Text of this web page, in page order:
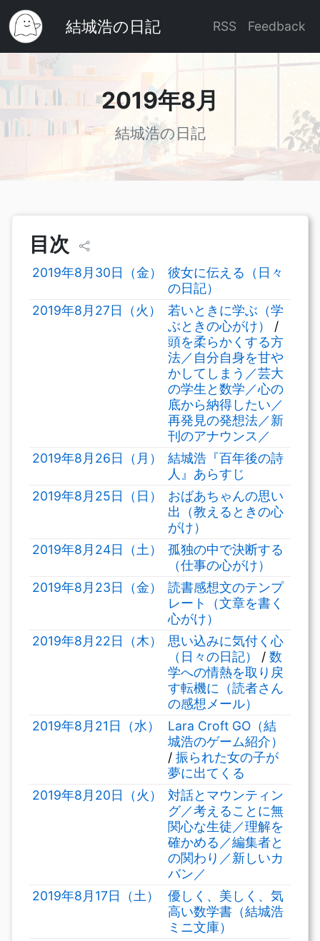
結城浩の日記 RSS Feedback
2019年8月
結城浩の日記
目次
2019年8月30日（金）
彼女に伝える（日々
の日記）
2019年8月27日（火）
若いときに学ぶ（学
ぶときの心がけ）
/
頭を柔らかくする方
法／自分自身を甘や
かしてしまう／芸大
の学生と数学／心の
底から納得したい／
再発見の発想法／新
刊のアナウンス／
2019年8月26日（月）
結城浩『百年後の詩
人』あらすじ
2019年8月25日（日）
おばあちゃんの思い
出（教えるときの心
がけ）
2019年8月24日（土）
孤独の中で決断する
（仕事の心がけ）
2019年8月23日（金）
読書感想文のテンプ
レート（文章を書く
心がけ）
2019年8月22日（木）
思い込みに気付く心
（日々の日記）
/ 数
学への情熱を取り戻
す転機に（読者さん
の感想メール）
2019年8月21日（水）
Lara Croft GO（結
城浩のゲーム紹介）
/ 振られた女の子が
夢に出てくる
2019年8月20日（火）
対話とマウンティン
グ／考えることに無
関心な生徒／理解を
確かめる／編集者と
の関わり／新しいカ
バン／
2019年8月17日（土）
優しく、美しく、気
高い数学書（結城浩
ミニ文庫）